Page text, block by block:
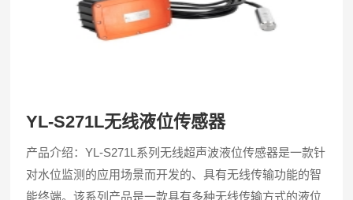
YL-S271L无线液位传感器
产品介绍：YL-S271L系列无线超声波液位传感器是一款针
对水位监测的应用场景而开发的、具有无线传输功能的智
能终端。该系列产品是一款具有多种无线传输方式的液位